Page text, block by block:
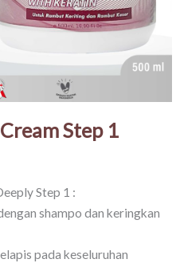
Step 1
Step 1 :
shampo dan keringkan
pada keseluruhan